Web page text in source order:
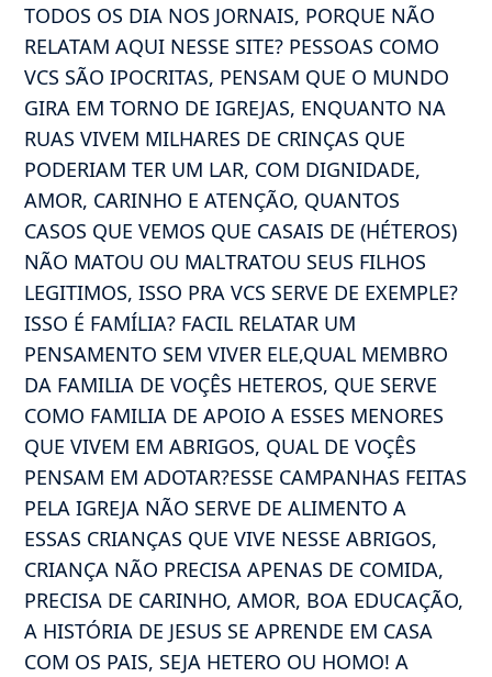
TODOS OS DIA NOS JORNAIS, PORQUE NÃO
RELATAM AQUI NESSE SITE? PESSOAS COMO
VCS SÃO IPOCRITAS, PENSAM QUE O MUNDO
GIRA EM TORNO DE IGREJAS, ENQUANTO NA
RUAS VIVEM MILHARES DE CRINÇAS QUE
PODERIAM TER UM LAR, COM DIGNIDADE,
AMOR, CARINHO E ATENÇÃO, QUANTOS
CASOS QUE VEMOS QUE CASAIS DE (HÉTEROS)
NÃO MATOU OU MALTRATOU SEUS FILHOS
LEGITIMOS, ISSO PRA VCS SERVE DE EXEMPLE?
ISSO É FAMÍLIA? FACIL RELATAR UM
PENSAMENTO SEM VIVER ELE,QUAL MEMBRO
DA FAMILIA DE VOÇÊS HETEROS, QUE SERVE
COMO FAMILIA DE APOIO A ESSES MENORES
QUE VIVEM EM ABRIGOS, QUAL DE VOÇÊS
PENSAM EM ADOTAR?ESSE CAMPANHAS FEITAS
PELA IGREJA NÃO SERVE DE ALIMENTO A
ESSAS CRIANÇAS QUE VIVE NESSE ABRIGOS,
CRIANÇA NÃO PRECISA APENAS DE COMIDA,
PRECISA DE CARINHO, AMOR, BOA EDUCAÇÃO,
A HISTÓRIA DE JESUS SE APRENDE EM CASA
COM OS PAIS, SEJA HETERO OU HOMO! A